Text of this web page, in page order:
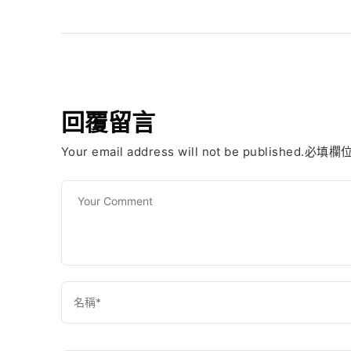
回覆留言
Your email address will not be published.必填欄